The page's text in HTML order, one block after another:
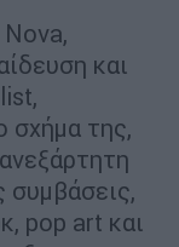
και
σχήμα της,
συμβάσεις,
pop art και